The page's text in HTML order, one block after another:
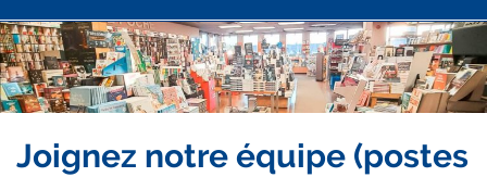
Joignez notre équipe (postes